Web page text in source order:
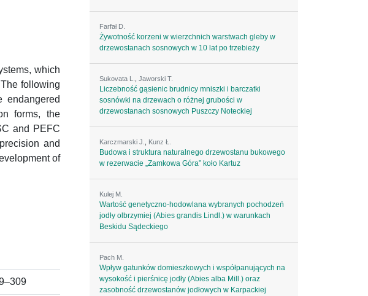
which
following
forms, the
and PEFC
and
of
Farfał D.
Żywotność korzeni w wierzchnich warstwach gleby w
drzewostanach sosnowych w 10 lat po trzebieży
Sukovata L. Jaworski T.
Liczebność gąsienic brudnicy mniszki i barczatki
sosnówki na drzewach o różnej grubości w
drzewostanach sosnowych Puszczy Noteckiej
Karczmarski J. Kunz Ł.
Budowa i struktura naturalnego drzewostanu bukowego
w rezerwacie „Zamkowa Góra” koło Kartuz
Kulej M.
Wartość genetyczno-hodowlana wybranych pochodzeń
jodły olbrzymiej (Abies grandis Lindl.) w warunkach
Beskidu Sądeckiego
Pach M.
Wpływ gatunków domieszkowych i współpanujących na
wysokość i pierśnicę jodły (Abies alba Mill.) oraz
zasobność drzewostanów jodłowych w Karpackiej